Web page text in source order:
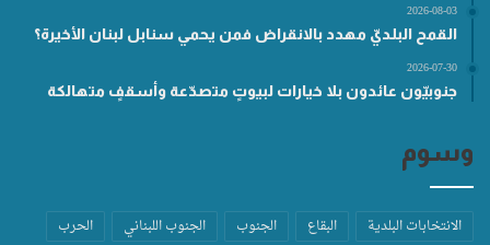
2026-08-03
القمح البلديّ مهدد بالانقراض فمن يحمي سنابل لبنان الأخيرة؟
2026-07-30
جنوبيّون عائدون بلا خيارات لبيوتٍ متصدّعة وأسقفٍ متهالكة
وسوم
الانتخابات البلدية البقاع الجنوب الجنوب اللبناني
الحرب